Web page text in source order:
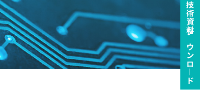
技術資料ダウンロ―ド